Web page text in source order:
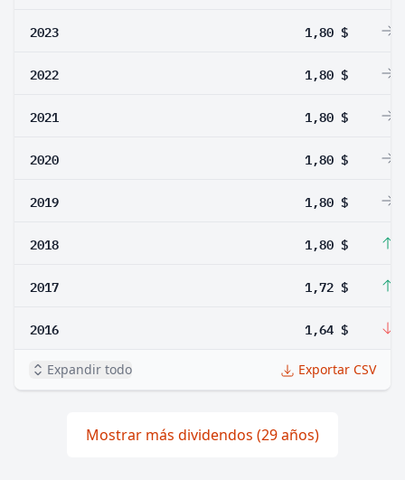
2023 1,80 $
2022 1,80 $
2021 1,80 $
2020 1,80 $
2019 1,80 $
2018 1,80 $
2017 1,72 $
2016 1,64 $
Expandir todo Exportar CSV
Mostrar más dividendos (29 años)